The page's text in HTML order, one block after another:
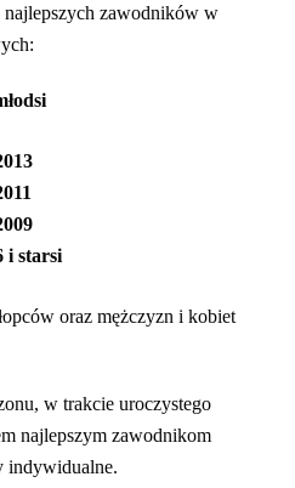
najlepszych zawodników w
i starsi
oraz mężczyzn i kobiet
w trakcie uroczystego
najlepszym zawodnikom
indywidualne.